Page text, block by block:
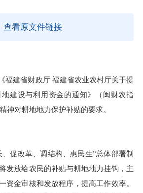
查看原文件链接
建省财政厅 福建省农业农村厅关于提
建设与利用资金的通知》（闽财农指
神对耕地地力保护补贴的要求。
改革、调结构、惠民生”总体部署制
发放给农民的补贴与耕地地力挂钩，主
资金审核和发放程序，提高工作效率。